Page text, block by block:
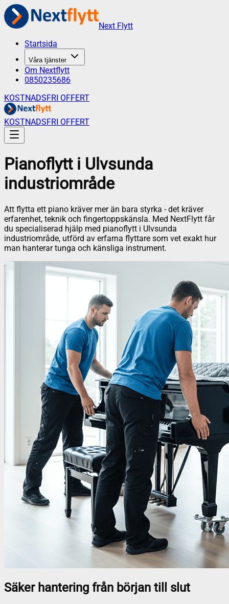
Next Flytt
Startsida
Våra tjänster
Om Nextflytt
0850235686
KOSTNADSFRI OFFERT
KOSTNADSFRI OFFERT
Pianoflytt i Ulvsunda
industriområde
Att flytta ett piano kräver mer än bara styrka - det kräver
erfarenhet, teknik och fingertoppskänsla. Med NextFlytt får
du specialiserad hjälp med pianoflytt i Ulvsunda
industriområde, utförd av erfarna flyttare som vet exakt hur
man hanterar tunga och känsliga instrument.
Säker hantering från början till slut